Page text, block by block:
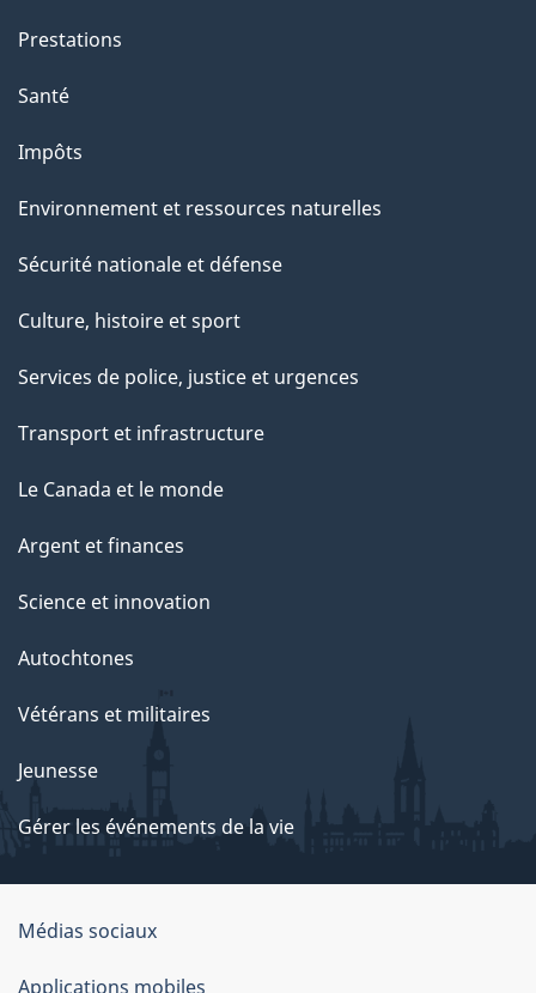
Prestations
Santé
Impôts
Environnement et ressources naturelles
Sécurité nationale et défense
Culture, histoire et sport
Services de police, justice et urgences
Transport et infrastructure
Le Canada et le monde
Argent et finances
Science et innovation
Autochtones
Vétérans et militaires
Jeunesse
Gérer les événements de la vie
Organisation
du
Médias sociaux
Applications mobiles